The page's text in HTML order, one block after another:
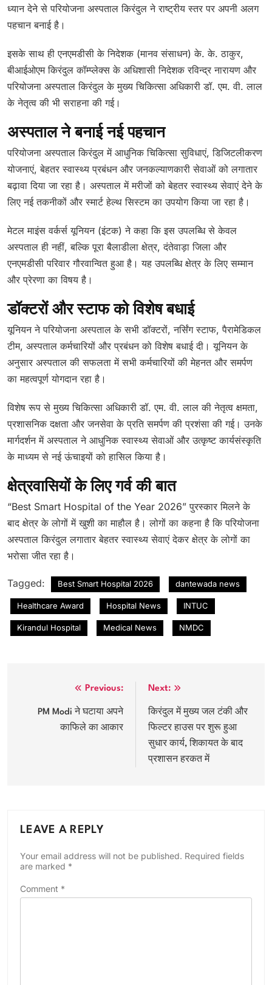
ध्यान देने से परियोजना अस्पताल किरंदुल ने राष्ट्रीय स्तर पर अपनी अलग
पहचान बनाई है।
इसके साथ ही एनएमडीसी के निदेशक (मानव संसाधन) के. के. ठाकुर,
बीआईओएम किरंदुल कॉम्प्लेक्स के अधिशासी निदेशक रविन्द्र नारायण और
परियोजना अस्पताल किरंदुल के मुख्य चिकित्सा अधिकारी डॉ. एम. वी. लाल
के नेतृत्व की भी सराहना की गई।
अस्पताल ने बनाई नई पहचान
परियोजना अस्पताल किरंदुल में आधुनिक चिकित्सा सुविधाएं, डिजिटलीकरण
योजनाएं, बेहतर स्वास्थ्य प्रबंधन और जनकल्याणकारी सेवाओं को लगातार
बढ़ावा दिया जा रहा है। अस्पताल में मरीजों को बेहतर स्वास्थ्य सेवाएं देने के
लिए नई तकनीकों और स्मार्ट हेल्थ सिस्टम का उपयोग किया जा रहा है।
मेटल माइंस वर्कर्स यूनियन (इंटक) ने कहा कि इस उपलब्धि से केवल
अस्पताल ही नहीं, बल्कि पूरा बैलाडीला क्षेत्र, दंतेवाड़ा जिला और
एनएमडीसी परिवार गौरवान्वित हुआ है। यह उपलब्धि क्षेत्र के लिए सम्मान
और प्रेरणा का विषय है।
डॉक्टरों और स्टाफ को विशेष बधाई
यूनियन ने परियोजना अस्पताल के सभी डॉक्टरों, नर्सिंग स्टाफ, पैरामेडिकल
टीम, अस्पताल कर्मचारियों और प्रबंधन को विशेष बधाई दी। यूनियन के
अनुसार अस्पताल की सफलता में सभी कर्मचारियों की मेहनत और समर्पण
का महत्वपूर्ण योगदान रहा है।
विशेष रूप से मुख्य चिकित्सा अधिकारी डॉ. एम. वी. लाल की नेतृत्व क्षमता,
प्रशासनिक दक्षता और जनसेवा के प्रति समर्पण की प्रशंसा की गई। उनके
मार्गदर्शन में अस्पताल ने आधुनिक स्वास्थ्य सेवाओं और उत्कृष्ट कार्यसंस्कृति
के माध्यम से नई ऊंचाइयों को हासिल किया है।
क्षेत्रवासियों के लिए गर्व की बात
“Best Smart Hospital of the Year 2026” पुरस्कार मिलने के
बाद क्षेत्र के लोगों में खुशी का माहौल है। लोगों का कहना है कि परियोजना
अस्पताल किरंदुल लगातार बेहतर स्वास्थ्य सेवाएं देकर क्षेत्र के लोगों का
भरोसा जीत रहा है।
Tagged: Best Smart Hospital 2026 dantewada news
Healthcare Award Hospital News INTUC
Kirandul Hospital Medical News NMDC
navigation
Previous:
PM Modi ने घटाया अपने
काफिले का आकार
Next:
किरंदुल में मुख्य जल टंकी और
फिल्टर हाउस पर शुरू हुआ
सुधार कार्य, शिकायत के बाद
प्रशासन हरकत में
LEAVE A REPLY
Your email address will not be published. Required fields
are marked *
Comment *